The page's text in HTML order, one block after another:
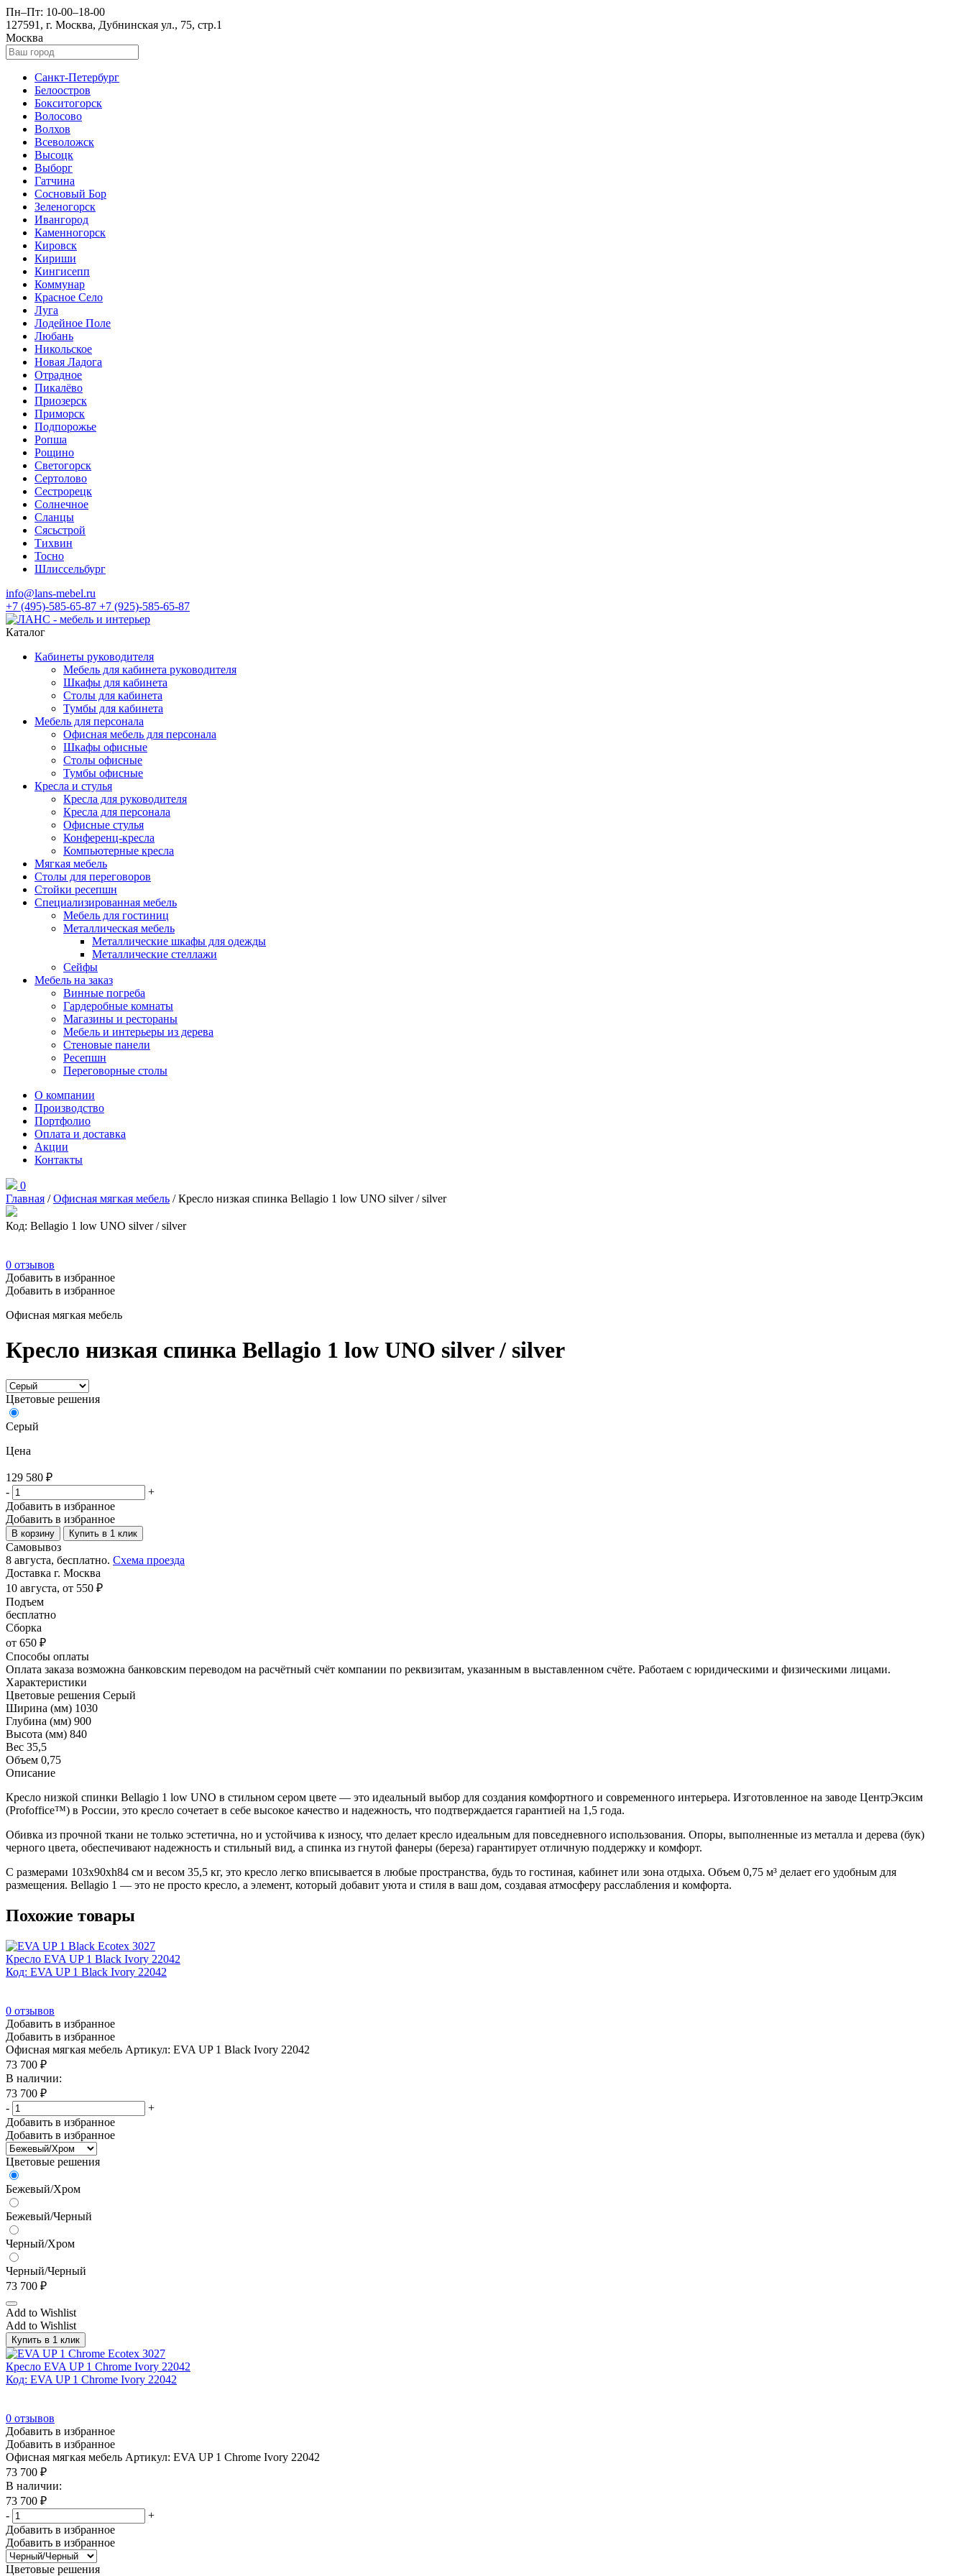
Пн–Пт: 10-00–18-00
127591, г. Москва, Дубнинская ул., 75, стр.1
Москва
Санкт-Петербург
Белоостров
Бокситогорск
Волосово
Волхов
Всеволожск
Высоцк
Выборг
Гатчина
Сосновый Бор
Зеленогорск
Ивангород
Каменногорск
Кировск
Кириши
Кингисепп
Коммунар
Красное Село
Луга
Лодейное Поле
Любань
Никольское
Новая Ладога
Отрадное
Пикалёво
Приозерск
Приморск
Подпорожье
Ропша
Рощино
Светогорск
Сертолово
Сестрорецк
Солнечное
Сланцы
Сясьстрой
Тихвин
Тосно
Шлиссельбург
info@lans-mebel.ru
+7 (495)-585-65-87 +7 (925)-585-65-87
Каталог
Кабинеты руководителя
Мебель для кабинета руководителя
Шкафы для кабинета
Столы для кабинета
Тумбы для кабинета
Мебель для персонала
Офисная мебель для персонала
Шкафы офисные
Столы офисные
Тумбы офисные
Кресла и стулья
Кресла для руководителя
Кресла для персонала
Офисные стулья
Конференц-кресла
Компьютерные кресла
Мягкая мебель
Столы для переговоров
Стойки ресепшн
Специализированная мебель
Мебель для гостиниц
Металлическая мебель
Металлические шкафы для одежды
Металлические стеллажи
Сейфы
Мебель на заказ
Винные погреба
Гардеробные комнаты
Магазины и рестораны
Мебель и интерьеры из дерева
Стеновые панели
Ресепшн
Переговорные столы
О компании
Производство
Портфолио
Оплата и доставка
Акции
Контакты
0
Главная /Офисная мягкая мебель / Кресло низкая спинка Bellagio 1 low UNO silver / silver
Код: Bellagio 1 low UNO silver / silver
0 отзывов
Добавить в избранное
Добавить в избранное
Офисная мягкая мебель
Кресло низкая спинка Bellagio 1 low UNO silver / silver
Цветовые решения
Серый
Цена
129 580 ₽
-
+
Добавить в избранное
Добавить в избранное
В корзину Купить в 1 клик
Самовывоз
8 августа, бесплатно. Схема проезда
Доставка г. Москва
10 августа, от 550 ₽
Подъем
бесплатно
Сборка
от 650 ₽
Способы оплаты
Оплата заказа возможна банковским переводом на расчётный счёт компании по реквизитам, указанным в выставленном счёте. Работаем с юридическими и физическими лицами.
Характеристики
Цветовые решения Серый
Ширина (мм) 1030
Глубина (мм) 900
Высота (мм) 840
Вес 35,5
Объем 0,75
Описание
Кресло низкой спинки Bellagio 1 low UNO в стильном сером цвете — это идеальный выбор для создания комфортного и современного интерьера. Изготовленное на заводе ЦентрЭксим
(Profoffice™) в России, это кресло сочетает в себе высокое качество и надежность, что подтверждается гарантией на 1,5 года.
Обивка из прочной ткани не только эстетична, но и устойчива к износу, что делает кресло идеальным для повседневного использования. Опоры, выполненные из металла и дерева (бук)
черного цвета, обеспечивают надежность и стильный вид, а спинка из гнутой фанеры (береза) гарантирует отличную поддержку и комфорт.
С размерами 103x90xh84 см и весом 35,5 кг, это кресло легко вписывается в любые пространства, будь то гостиная, кабинет или зона отдыха. Объем 0,75 м³ делает его удобным для
размещения. Bellagio 1 — это не просто кресло, а элемент, который добавит уюта и стиля в ваш дом, создавая атмосферу расслабления и комфорта.
Похожие товары
Кресло EVA UP 1 Black Ivory 22042
Код: EVA UP 1 Black Ivory 22042
0 отзывов
Добавить в избранное
Добавить в избранное
Офисная мягкая мебель Артикул: EVA UP 1 Black Ivory 22042
73 700 ₽
В наличии:
73 700 ₽
-
+
Добавить в избранное
Добавить в избранное
Цветовые решения
Бежевый/Хром
Бежевый/Черный
Черный/Хром
Черный/Черный
73 700 ₽
Add to Wishlist
Add to Wishlist
Купить в 1 клик
Кресло EVA UP 1 Chrome Ivory 22042
Код: EVA UP 1 Chrome Ivory 22042
0 отзывов
Добавить в избранное
Добавить в избранное
Офисная мягкая мебель Артикул: EVA UP 1 Chrome Ivory 22042
73 700 ₽
В наличии:
73 700 ₽
-
+
Добавить в избранное
Добавить в избранное
Цветовые решения